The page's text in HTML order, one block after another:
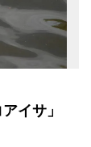
アイサ」